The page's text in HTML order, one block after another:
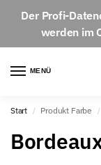
Der Profi-
werden im
MENÜ
Start / Produkt Farbe /